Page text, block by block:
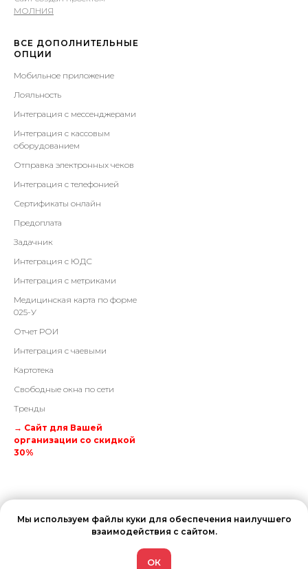
Мы используем файлы куки для обеспечения наилучшего
взаимодействия с сайтом.
ОК
МОЛНИЯ
ВСЕ ДОПОЛНИТЕЛЬНЫЕ
ОПЦИИ
Мобильное приложение
Лояльность
Интеграция с мессенджерами
Интеграция с кассовым
оборудованием
Отправка электронных чеков
Интеграция с телефонией
Сертификаты онлайн
Предоплата
Задачник
Интеграция с ЮДС
Интеграция с метриками
Медицинская карта по форме
025-У
Отчет РОИ
Интеграция с чаевыми
Картотека
Свободные окна по сети
Тренды
→ Сайт для Вашей
организации со скидкой
30%